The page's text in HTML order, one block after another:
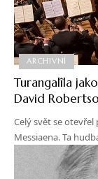
ARCHIVNÍ
Turangalîla
David
Celý svět se
Messiaena. Ta